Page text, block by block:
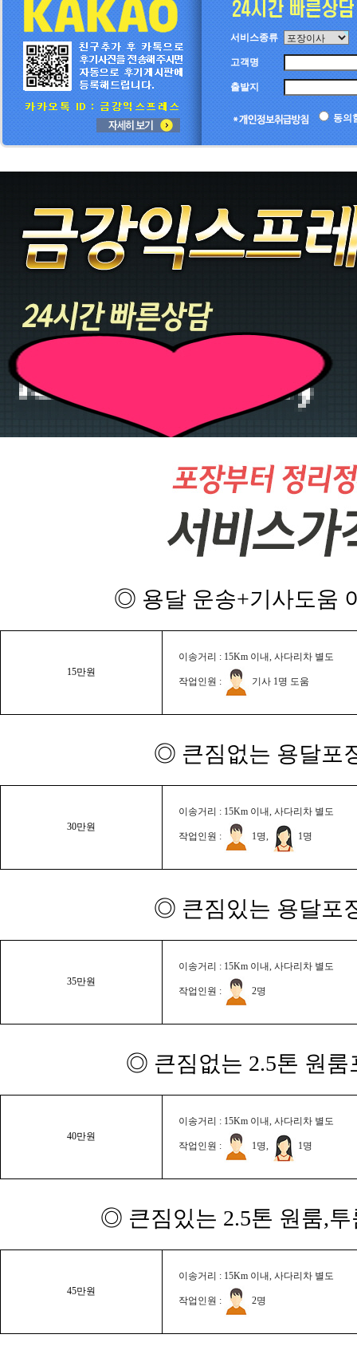
서비스종류
고객명
출발지
동의
◎ 용달 운송+기사도움
15만원
이송거리 : 15Km 이내, 사다리차 별도
작업인원 : 기사 1명 도움
◎ 큰짐없는 용달포
30만원
이송거리 : 15Km 이내, 사다리차 별도
작업인원 : 1명, 1명
◎ 큰짐있는 용달포
35만원
이송거리 : 15Km 이내, 사다리차 별도
작업인원 : 2명
◎ 큰짐없는 2.5톤 원룸
40만원
이송거리 : 15Km 이내, 사다리차 별도
작업인원 : 1명, 1명
◎ 큰짐있는 2.5톤 원룸,
45만원
이송거리 : 15Km 이내, 사다리차 별도
작업인원 : 2명